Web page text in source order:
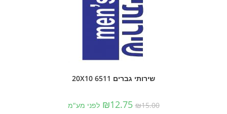
שירותי גברים 6511 20X10
₪15.00
₪12.75 לפני מע"מ